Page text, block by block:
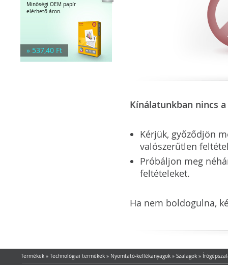
Minőségi OEM papír
elérhető áron.
» 537,40 Ft
Kínálatunkban nincs
Kérjük, győződjön
valószerűtlen
Próbáljon meg
feltételeket.
Ha nem boldogulna,
Termékek» Technológiai termékek» Nyomtató-kellékanyagok» Szalagok»